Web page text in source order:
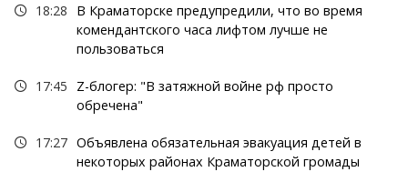
18:28
В Краматорске предупредили, что во время
комендантского часа лифтом лучше не
пользоваться
17:45
Z-блогер: "В затяжной войне рф просто
обречена"
17:27 Объявлена обязательная эвакуация детей в
некоторых районах Краматорской громады